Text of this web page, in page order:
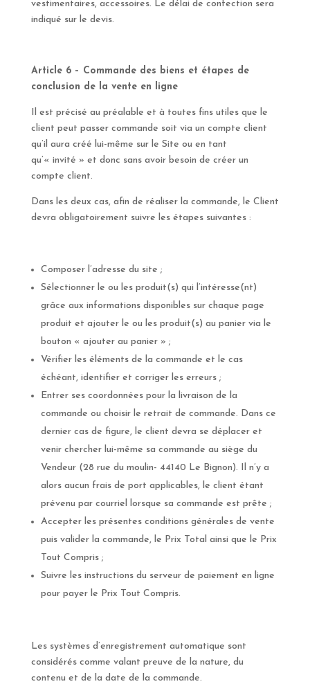
vestimentaires, accessoires. Le délai de confection sera
indiqué sur le devis.
Article 6 – Commande des biens et étapes de
conclusion de la vente en ligne
Il est précisé au préalable et à toutes fins utiles que le
client peut passer commande soit via un compte client
qu’il aura créé lui-même sur le Site ou en tant
qu’« invité » et donc sans avoir besoin de créer un
compte client.
Dans les deux cas, afin de réaliser la commande, le Client
devra obligatoirement suivre les étapes suivantes :
Composer l’adresse du site ;
Sélectionner le ou les produit(s) qui l’intéresse(nt)
grâce aux informations disponibles sur chaque page
produit et ajouter le ou les produit(s) au panier via le
bouton « ajouter au panier » ;
Vérifier les éléments de la commande et le cas
échéant, identifier et corriger les erreurs ;
Entrer ses coordonnées pour la livraison de la
commande ou choisir le retrait de commande. Dans ce
dernier cas de figure, le client devra se déplacer et
venir chercher lui-même sa commande au siège du
Vendeur (28 rue du moulin- 44140 Le Bignon). Il n’y a
alors aucun frais de port applicables, le client étant
prévenu par courriel lorsque sa commande est prête ;
Accepter les présentes conditions générales de vente
puis valider la commande, le Prix Total ainsi que le Prix
Tout Compris ;
Suivre les instructions du serveur de paiement en ligne
pour payer le Prix Tout Compris.
Les systèmes d’enregistrement automatique sont
considérés comme valant preuve de la nature, du
contenu et de la date de la commande.